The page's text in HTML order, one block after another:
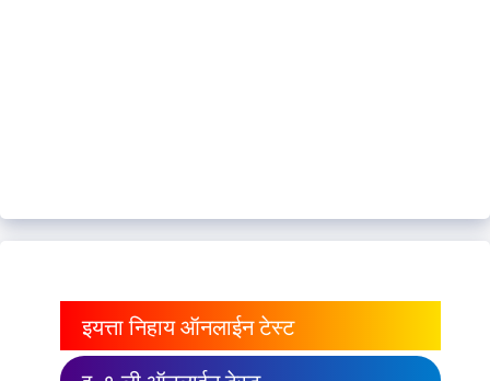
इयत्ता निहाय ऑनलाईन टेस्ट